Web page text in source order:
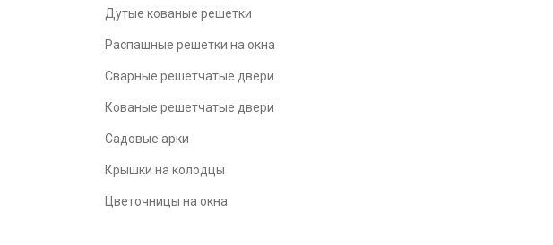
Дутые кованые решетки
Распашные решетки на окна
Сварные решетчатые двери
Кованые решетчатые двери
Садовые арки
Крышки на колодцы
Цветочницы на окна